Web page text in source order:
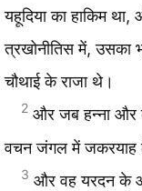
यहूदिया का हाकिम
त्रखोनीतिस में, उसका
चौथाई के राजा थे।
2 और जब हन्ना और
वचन जंगल में जकरयाह
3 और वह यरदन के